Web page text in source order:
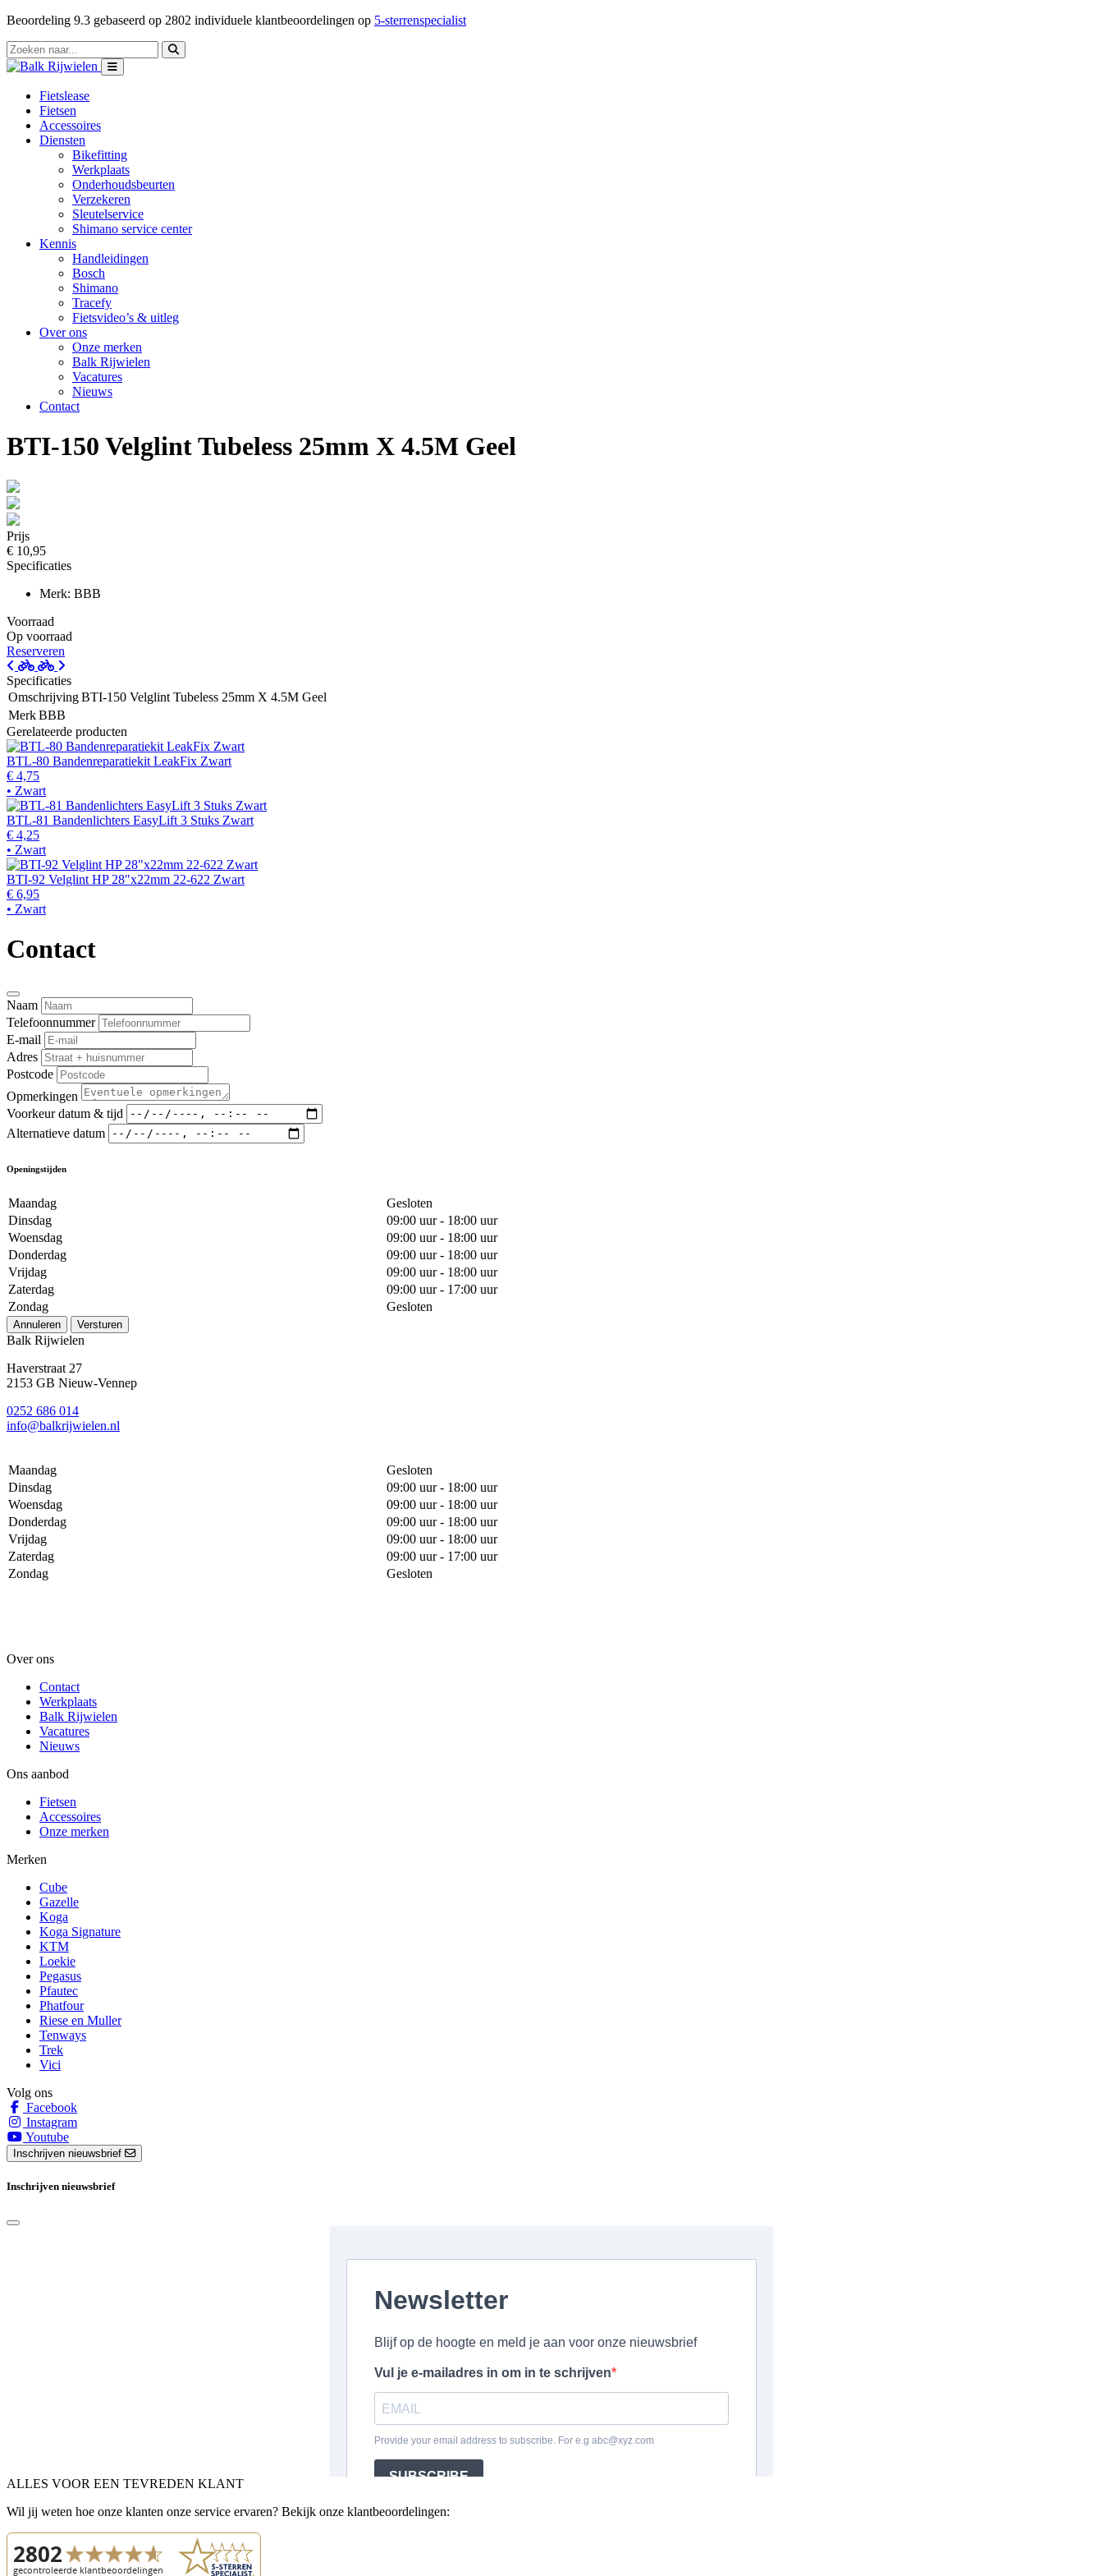
Beoordeling 9.3 gebaseerd op 2802 individuele klantbeoordelingen op 5-sterrenspecialist
Fietslease
Fietsen
Accessoires
Diensten
Bikefitting
Werkplaats
Onderhoudsbeurten
Verzekeren
Sleutelservice
Shimano service center
Kennis
Handleidingen
Bosch
Shimano
Tracefy
Fietsvideo’s & uitleg
Over ons
Onze merken
Balk Rijwielen
Vacatures
Nieuws
Contact
BTI-150 Velglint Tubeless 25mm X 4.5M Geel
Prijs
€ 10,95
Specificaties
Merk: BBB
Voorraad
Op voorraad
Reserveren
Specificaties
OmschrijvingBTI-150 Velglint Tubeless 25mm X 4.5M Geel
MerkBBB
Gerelateerde producten
BTL-80 Bandenreparatiekit LeakFix Zwart
€ 4,75
• Zwart
BTL-81 Bandenlichters EasyLift 3 Stuks Zwart
€ 4,25
• Zwart
BTI-92 Velglint HP 28"x22mm 22-622 Zwart
€ 6,95
• Zwart
Contact
Naam
Telefoonnummer
E-mail
Adres
Postcode
Opmerkingen
Voorkeur datum & tijd
Alternatieve datum
Openingstijden
Maandag
Gesloten
Dinsdag
09:00 uur - 18:00 uur
Woensdag
09:00 uur - 18:00 uur
Donderdag
09:00 uur - 18:00 uur
Vrijdag
09:00 uur - 18:00 uur
Zaterdag
09:00 uur - 17:00 uur
Zondag
Gesloten
Annuleren Versturen
Balk Rijwielen
Haverstraat 27
2153 GB Nieuw-Vennep
0252 686 014
info@balkrijwielen.nl
Maandag
Gesloten
Dinsdag
09:00 uur - 18:00 uur
Woensdag
09:00 uur - 18:00 uur
Donderdag
09:00 uur - 18:00 uur
Vrijdag
09:00 uur - 18:00 uur
Zaterdag
09:00 uur - 17:00 uur
Zondag
Gesloten
Over ons
Contact
Werkplaats
Balk Rijwielen
Vacatures
Nieuws
Ons aanbod
Fietsen
Accessoires
Onze merken
Merken
Cube
Gazelle
Koga
Koga Signature
KTM
Loekie
Pegasus
Pfautec
Phatfour
Riese en Muller
Tenways
Trek
Vici
Volg ons
Facebook
Instagram
Youtube
Inschrijven nieuwsbrief
Inschrijven nieuwsbrief
ALLES VOOR EEN TEVREDEN KLANT
Wil jij weten hoe onze klanten onze service ervaren? Bekijk onze klantbeoordelingen: